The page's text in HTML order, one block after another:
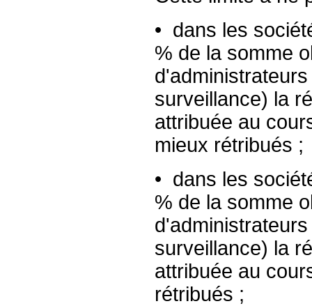
• dans les
% de la somme
surveillance) la
attribuée au
mieux rétribués ;
• dans les
% de la somme
surveillance) la
attribuée au
rétribués ;